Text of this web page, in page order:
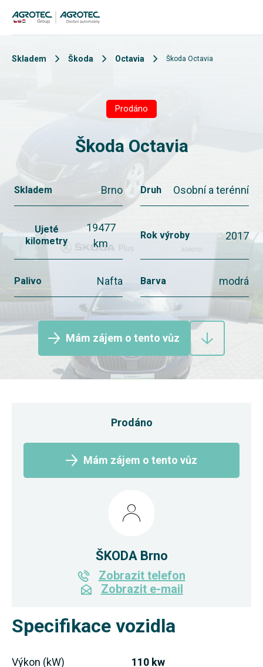
Skladem Škoda Octavia Škoda Octavia
Prodáno
Škoda Octavia
Skladem Brno Druh Osobní a terénní
Ujeté
kilometry
19477
km
Rok výroby 2017
Palivo Nafta Barva modrá
Mám zájem o tento vůz
Specifikace vozidla
Výkon (kW)
110 kw
Prodáno
Mám zájem o tento vůz
ŠKODA Brno
Zobrazit telefon
Zobrazit e-mail